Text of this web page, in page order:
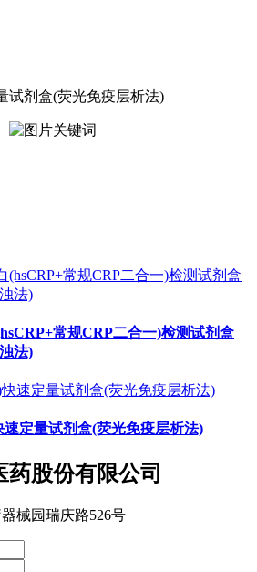
试剂盒(荧光免疫层析法)
常规CRP二合一)检测试剂盒
法)
速定量试剂盒(荧光免疫层析法)
股份有限公司
械园瑞庆路526号